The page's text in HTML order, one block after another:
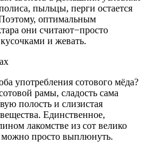
пыльцы, перги остается
оптимальным
они считают−просто
и жевать.
употребления сотового мёда?
рамы, сладость сама
полость и слизистая
Единственное,
лакомстве из сот велико
можно просто выплюнуть.